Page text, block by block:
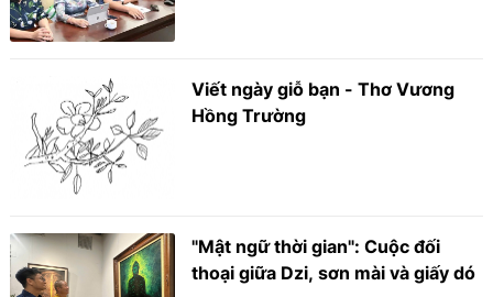
Viết ngày giỗ bạn - Thơ Vương
Hồng Trường
"Mật ngữ thời gian": Cuộc đối
thoại giữa Dzi, sơn mài và giấy dó